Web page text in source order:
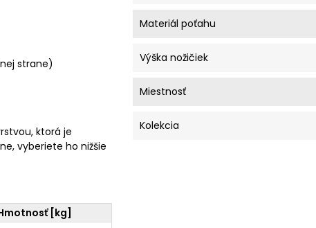
strane)
ktorá je
vyberiete ho nižšie
[kg]
Materiál poťahu
Výška nožičiek
Miestnosť
Kolekcia